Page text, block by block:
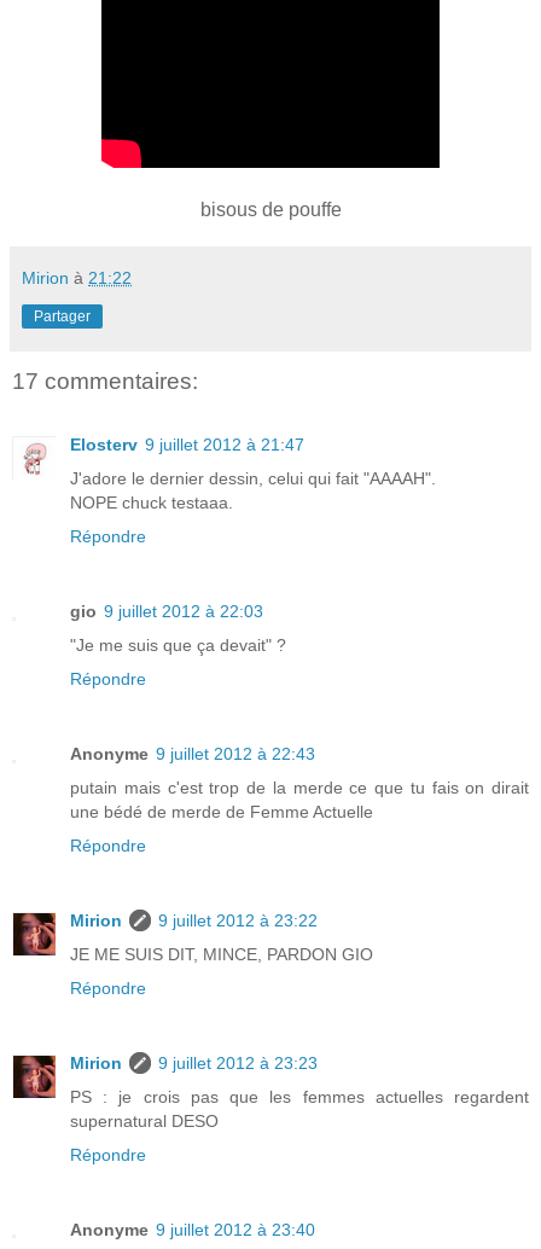
bisous de pouffe
Mirion à 21:22
Partager
17 commentaires:
Elosterv 9 juillet 2012 à 21:47
J'adore le dernier dessin, celui qui fait "AAAAH".
NOPE chuck testaaa.
Répondre
gio 9 juillet 2012 à 22:03
"Je me suis que ça devait" ?
Répondre
Anonyme 9 juillet 2012 à 22:43
putain mais c'est trop de la merde ce que tu fais on dirait
une bédé de merde de Femme Actuelle
Répondre
Mirion
9 juillet 2012 à 23:22
JE ME SUIS DIT, MINCE, PARDON GIO
Répondre
Mirion
9 juillet 2012 à 23:23
PS : je crois pas que les femmes actuelles regardent
supernatural DESO
Répondre
Anonyme 9 juillet 2012 à 23:40